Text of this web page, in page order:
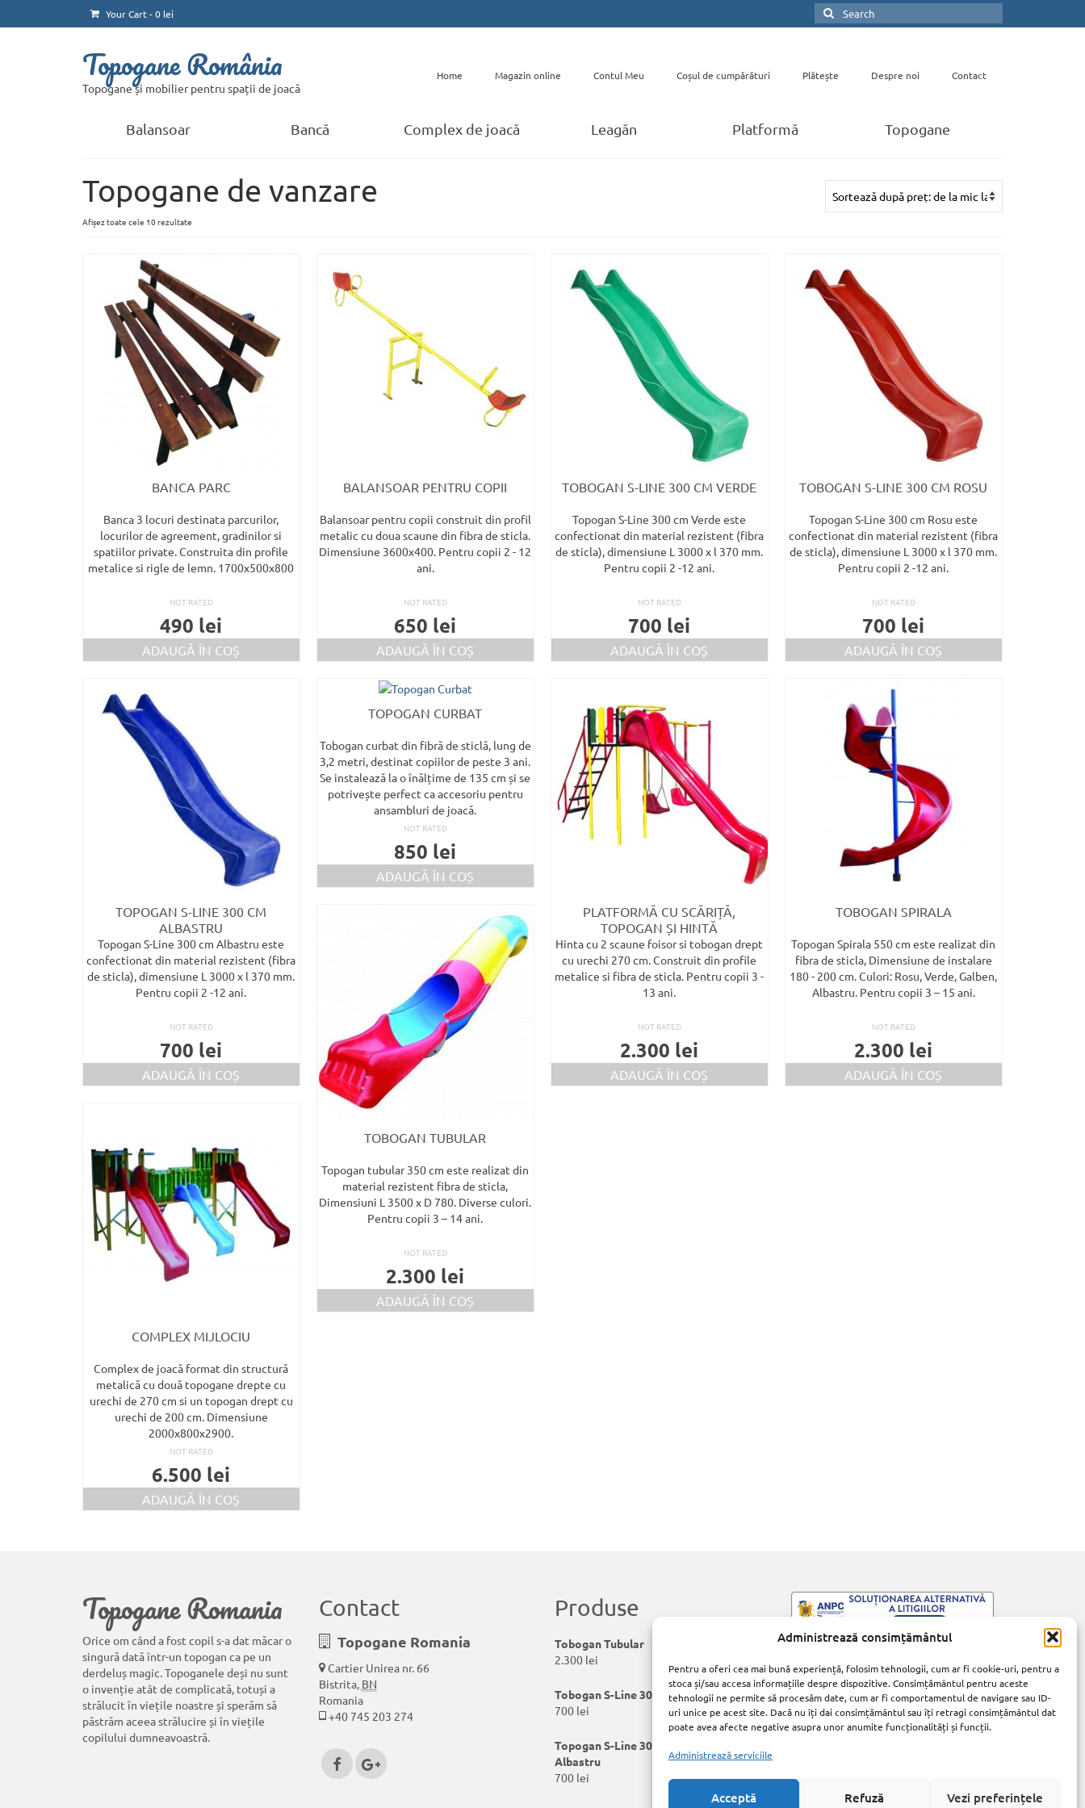
Administrează consimțământul
Pentru a oferi cea mai bună experiență, folosim tehnologii, cum ar fi cookie-uri, pentru a
stoca și/sau accesa informațiile despre dispozitive. Consimțământul pentru aceste
tehnologii ne permite să procesăm date, cum ar fi comportamentul de navigare sau ID-
uri unice pe acest site. Dacă nu îți dai consimțământul sau îți retragi consimțământul dat
poate avea afecte negative asupra unor anumite funcționalități și funcții.
Administrează serviciile
Acceptă Refuză Vezi preferințele
Your Cart-0 lei
Search
for:
Topogane România
Topogane și mobilier pentru spații de joacă
Home Magazin online Contul Meu Coșul de cumpărături Plătește Despre noi Contact
Balansoar Bancă Complex de joacă Leagăn Platformă Topogane
Topogane de vanzare
Afișez toate cele 10 rezultate
la
mic
la
mare
BANCA PARC
Banca 3 locuri destinata parcurilor,
locurilor de agreement, gradinilor si
spatiilor private. Construita din profile
metalice si rigle de lemn. 1700x500x800
NOT RATED
490 lei
ADAUGĂ ÎN COȘ
BALANSOAR PENTRU COPII
Balansoar pentru copii construit din profil
metalic cu doua scaune din fibra de sticla.
Dimensiune 3600x400. Pentru copii 2 - 12
ani.
NOT RATED
650 lei
ADAUGĂ ÎN COȘ
TOBOGAN S-LINE 300 CM VERDE
Topogan S-Line 300 cm Verde este
confectionat din material rezistent (fibra
de sticla), dimensiune L 3000 x l 370 mm.
Pentru copii 2 -12 ani.
NOT RATED
700 lei
ADAUGĂ ÎN COȘ
TOBOGAN S-LINE 300 CM ROSU
Topogan S-Line 300 cm Rosu este
confectionat din material rezistent (fibra
de sticla), dimensiune L 3000 x l 370 mm.
Pentru copii 2 -12 ani.
NOT RATED
700 lei
ADAUGĂ ÎN COȘ
TOPOGAN S-LINE 300 CM
ALBASTRU
Topogan S-Line 300 cm Albastru este
confectionat din material rezistent (fibra
de sticla), dimensiune L 3000 x l 370 mm.
Pentru copii 2 -12 ani.
NOT RATED
700 lei
ADAUGĂ ÎN COȘ
TOPOGAN CURBAT
Tobogan curbat din fibră de sticlă, lung de
3,2 metri, destinat copiilor de peste 3 ani.
Se instalează la o înălțime de 135 cm și se
potrivește perfect ca accesoriu pentru
ansambluri de joacă.
NOT RATED
850 lei
ADAUGĂ ÎN COȘ
PLATFORMĂ CU SCĂRIȚĂ,
TOPOGAN ȘI HINTĂ
Hinta cu 2 scaune foisor si tobogan drept
cu urechi 270 cm. Construit din profile
metalice si fibra de sticla. Pentru copii 3 -
13 ani.
NOT RATED
2.300 lei
ADAUGĂ ÎN COȘ
TOBOGAN SPIRALA
Topogan Spirala 550 cm este realizat din
fibra de sticla, Dimensiune de instalare
180 - 200 cm. Culori: Rosu, Verde, Galben,
Albastru. Pentru copii 3 – 15 ani.
NOT RATED
2.300 lei
ADAUGĂ ÎN COȘ
TOBOGAN TUBULAR
Topogan tubular 350 cm este realizat din
material rezistent fibra de sticla,
Dimensiuni L 3500 x D 780. Diverse culori.
Pentru copii 3 – 14 ani.
NOT RATED
2.300 lei
ADAUGĂ ÎN COȘ
COMPLEX MIJLOCIU
Complex de joacă format din structură
metalică cu două topogane drepte cu
urechi de 270 cm si un topogan drept cu
urechi de 200 cm. Dimensiune
2000x800x2900.
NOT RATED
6.500 lei
ADAUGĂ ÎN COȘ
Topogane Romania
Orice om când a fost copil s-a dat măcar o
singură dată într-un topogan ca pe un
derdeluș magic. Topoganele deși nu sunt
o invenție atât de complicată, totuși a
strălucit în viețile noastre și sperăm să
păstrăm aceea strălucire și în viețile
copilului dumneavoastră.
Contact
Topogane Romania
Cartier Unirea nr. 66
Bistrita, BN
Romania
+40 745 203 274
Produse
Tobogan Tubular
2.300 lei
Tobogan S-Line 300 cm Verde
700 lei
Topogan S-Line 300 cm
Albastru
700 lei